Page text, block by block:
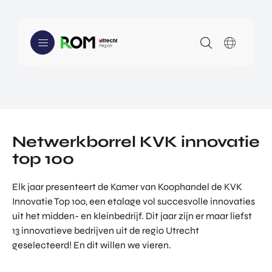
Netwerkborrel KVK innovatie
top 100
Elk jaar presenteert de Kamer van Koophandel de KVK
Innovatie Top 100, een etalage vol succesvolle innovaties
uit het midden- en kleinbedrijf. Dit jaar zijn er maar liefst
13 innovatieve bedrijven uit de regio Utrecht
geselecteerd! En dit willen we vieren.
en
healt
ie en
innoveren en ondersteuning bij het veroveren van
markten in het buitenland.
INNOVE
REN
ALLES
OVER
INNO
INVEST
EREN
ALLES
OVER
INVES
INTERN
ATIONA
LISERE
ALLES
NEW DIGITAL SOCIETY
WE KUNNEN JE HELPEN MET
INNOVEREN
INVESTEREN
INTERNATIONALISEREN